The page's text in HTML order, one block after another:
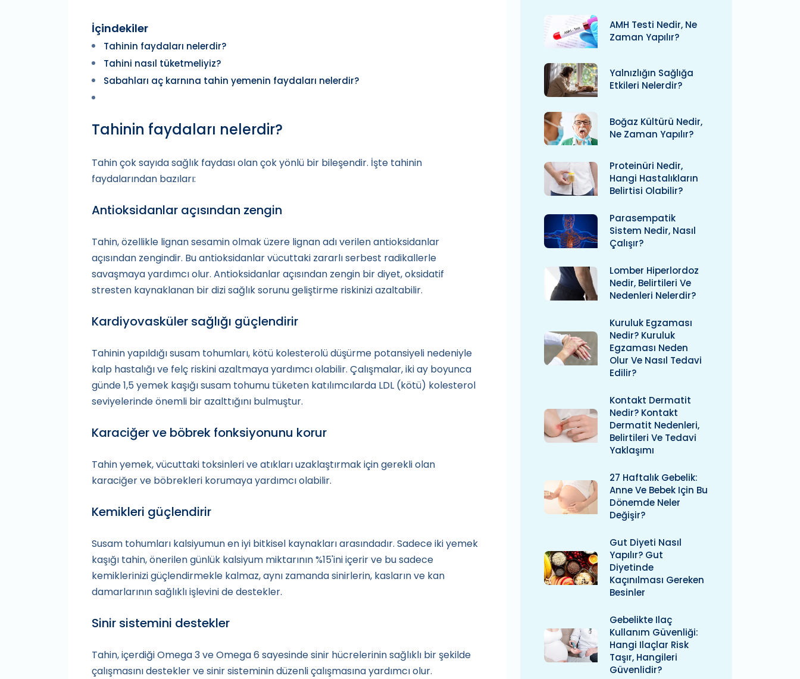
İçindekiler
Tahinin faydaları nelerdir?
Tahini nasıl tüketmeliyiz?
Sabahları aç karnına tahin yemenin faydaları nelerdir?
Tahinin faydaları nelerdir?
Tahin çok sayıda sağlık faydası olan çok yönlü bir bileşendir. İşte tahinin
faydalarından bazıları:
Antioksidanlar açısından zengin
Tahin, özellikle lignan sesamin olmak üzere lignan adı verilen antioksidanlar
açısından zengindir. Bu antioksidanlar vücuttaki zararlı serbest radikallerle
savaşmaya yardımcı olur. Antioksidanlar açısından zengin bir diyet, oksidatif
stresten kaynaklanan bir dizi sağlık sorunu geliştirme riskinizi azaltabilir.
Kardiyovasküler sağlığı güçlendirir
Tahinin yapıldığı susam tohumları, kötü kolesterolü düşürme potansiyeli nedeniyle
kalp hastalığı ve felç riskini azaltmaya yardımcı olabilir. Çalışmalar, iki ay boyunca
günde 1,5 yemek kaşığı susam tohumu tüketen katılımcılarda LDL (kötü) kolesterol
seviyelerinde önemli bir azalttığını bulmuştur.
Karaciğer ve böbrek fonksiyonunu korur
Tahin yemek, vücuttaki toksinleri ve atıkları uzaklaştırmak için gerekli olan
karaciğer ve böbrekleri korumaya yardımcı olabilir.
Kemikleri güçlendirir
Susam tohumları kalsiyumun en iyi bitkisel kaynakları arasındadır. Sadece iki yemek
kaşığı tahin, önerilen günlük kalsiyum miktarının %15'ini içerir ve bu sadece
kemiklerinizi güçlendirmekle kalmaz, aynı zamanda sinirlerin, kasların ve kan
damarlarının sağlıklı işlevini de destekler.
Sinir sistemini destekler
Tahin, içerdiği Omega 3 ve Omega 6 sayesinde sinir hücrelerinin sağlıklı bir şekilde
çalışmasını destekler ve sinir sisteminin düzenli çalışmasına yardımcı olur.
AMH Testi Nedir, Ne
Zaman Yapılır?
Yalnızlığın Sağlığa
Etkileri Nelerdir?
Boğaz Kültürü Nedir,
Ne Zaman Yapılır?
Proteinüri Nedir,
Hangi Hastalıkların
Belirtisi Olabilir?
Parasempatik
Sistem Nedir, Nasıl
Çalışır?
Lomber Hiperlordoz
Nedir, Belirtileri Ve
Nedenleri Nelerdir?
Kuruluk Egzaması
Nedir? Kuruluk
Egzaması Neden
Olur Ve Nasıl Tedavi
Edilir?
Kontakt Dermatit
Nedir? Kontakt
Dermatit Nedenleri,
Belirtileri Ve Tedavi
Yaklaşımı
27 Haftalık Gebelik:
Anne Ve Bebek Için Bu
Dönemde Neler
Değişir?
Gut Diyeti Nasıl
Yapılır? Gut
Diyetinde
Kaçınılması Gereken
Besinler
Gebelikte Ilaç
Kullanım Güvenliği:
Hangi Ilaçlar Risk
Taşır, Hangileri
Güvenlidir?